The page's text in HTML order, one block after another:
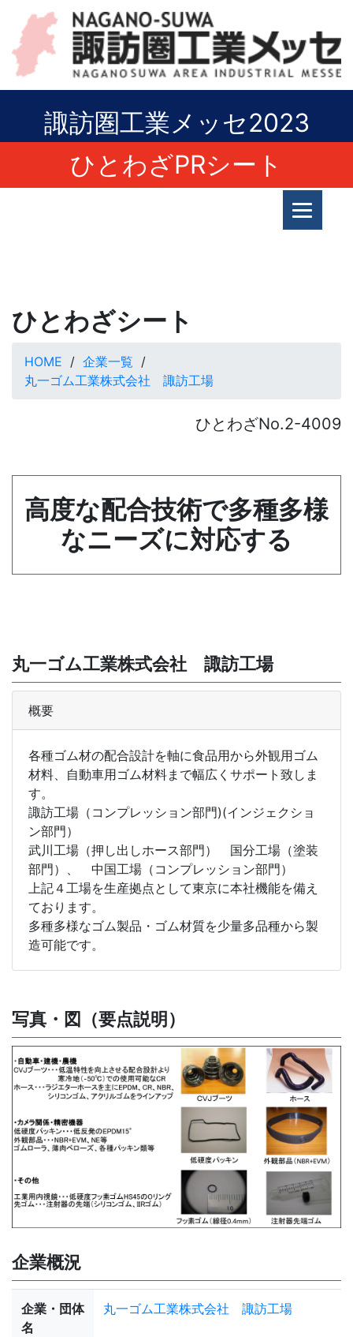
諏訪圏工業メッセ2023
ひとわざPRシート
ひとわざシート
HOME
企業一覧
丸一ゴム工業株式会社 諏訪工場
ひとわざNo.2-4009
高度な配合技術で多種多様
なニーズに対応する
丸一ゴム工業株式会社 諏訪工場
概要
各種ゴム材の配合設計を軸に食品用から外観用ゴム
材料、自動車用ゴム材料まで幅広くサポート致しま
す。
諏訪工場（コンプレッション部門)(インジェクショ
ン部門）
武川工場（押し出しホース部門） 国分工場（塗装
部門）、 中国工場（コンプレッション部門）
上記４工場を生産拠点として東京に本社機能を備え
ております。
多種多様なゴム製品・ゴム材質を少量多品種から製
造可能です。
写真・図（要点説明）
企業概況
企業・団体
名
丸一ゴム工業株式会社 諏訪工場